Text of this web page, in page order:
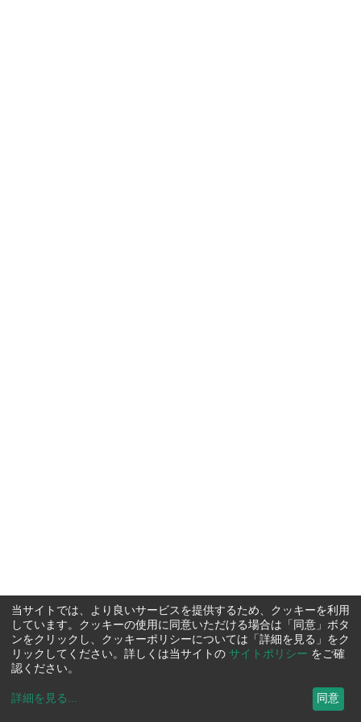
当サイトでは、より良いサービスを提供するため、クッキーを利用
しています。クッキーの使用に同意いただける場合は「同意」ボタ
ンをクリックし、クッキーポリシーについては「詳細を見る」をク
リックしてください。詳しくは当サイトの サイトポリシー をご確
認ください。
詳細を見る ... 同意